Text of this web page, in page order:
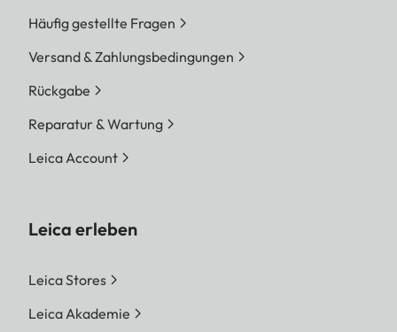
Häufig gestellte Fragen
Versand & Zahlungsbedingungen
Rückgabe
Reparatur & Wartung
Leica Account
Leica erleben
Leica Stores
Leica Akademie